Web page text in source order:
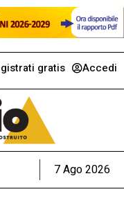
gratis Accedi
7 Ago 2026